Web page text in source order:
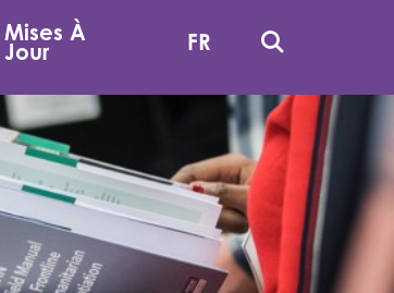
Mises À
Jour FR